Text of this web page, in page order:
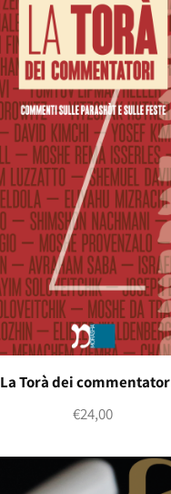
La Torà dei
€24,00